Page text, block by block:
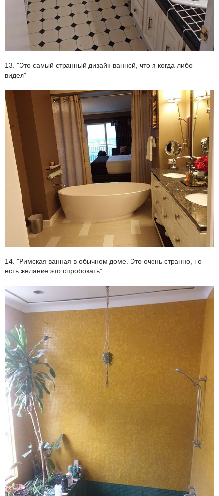
13. "Это самый странный дизайн ванной, что я когда-либо
видел"
14. "Римская ванная в обычном доме. Это очень странно, но
есть желание это опробовать"